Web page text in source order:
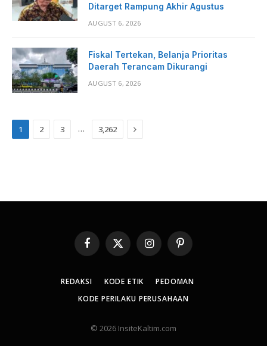
Ditarget Rampung Akhir Agustus
AUGUST 6, 2026
Fiskal Tertekan, Belanja Prioritas
Daerah Terancam Dikurangi
AUGUST 6, 2026
1 2 3 … 3,262 Next
Facebook
X
(Twitter)
InstagramPinterest
REDAKSI KODE ETIK
PEDOMAN
KODE PERILAKU PERUSAHAAN
© 2026 InsiteKaltim.com